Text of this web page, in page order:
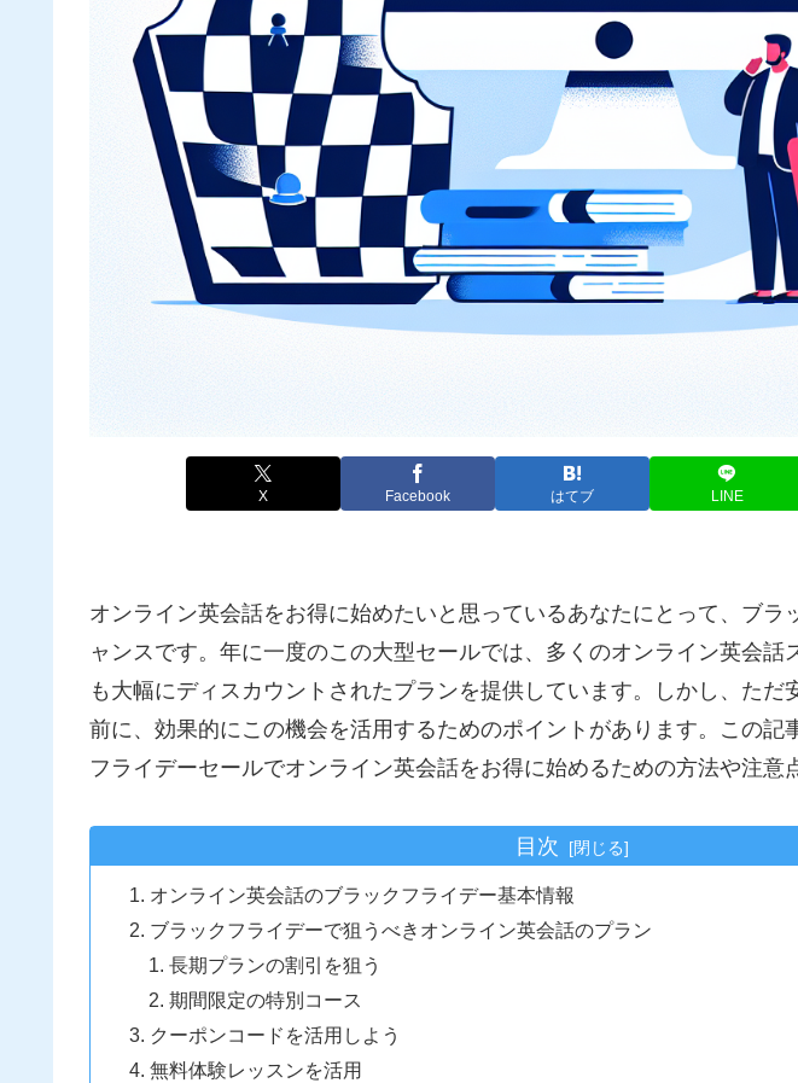
X Facebook はてブ LINE
オンライン英会話をお得に始めたいと思っているあなたにとって、ブラ
ャンスです。年に一度のこの大型セールでは、多くのオンライン英会話
も大幅にディスカウントされたプランを提供しています。しかし、ただ
前に、効果的にこの機会を活用するためのポイントがあります。この記
フライデーセールでオンライン英会話をお得に始めるための方法や注意
目次
オンライン英会話のブラックフライデー基本情報
ブラックフライデーで狙うべきオンライン英会話のプラン
長期プランの割引を狙う
期間限定の特別コース
クーポンコードを活用しよう
無料体験レッスンを活用